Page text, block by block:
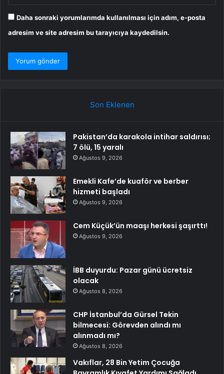
Daha sonraki yorumlarımda kullanılması için adım, e-posta
adresim ve site adresim bu tarayıcıya kaydedilsin.
Son Eklenen
Pakistan’da karakola intihar saldırısı;
7 ölü, 15 yaralı
Ağustos 9, 2026
Emekli Kafe’de kuaför ve berber
hizmeti başladı
Ağustos 9, 2026
Cem Küçük’ün maaşı herkesi şaşırttı!
Ağustos 9, 2026
İBB duyurdu: Pazar günü ücretsiz
olacak
Ağustos 8, 2026
CHP İstanbul’da Gürsel Tekin
bilmecesi: Görevden alındı mı
alınmadı mı?
Ağustos 8, 2026
Vakıflar, 28 Bin Yetim Çocuğa